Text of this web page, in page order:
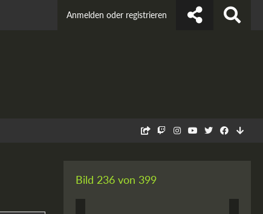
Anmelden oder registrieren
Bild 236 von 399